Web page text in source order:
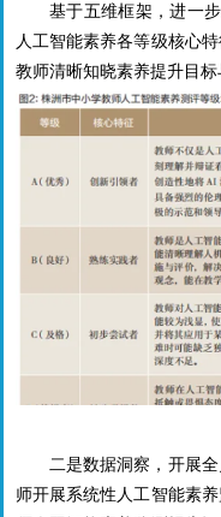
基于五维框架，进一
人工智能素养各等级核心
教师清晰知晓素养提升目标
二是数据洞察，开展
师开展系统性人工智能素